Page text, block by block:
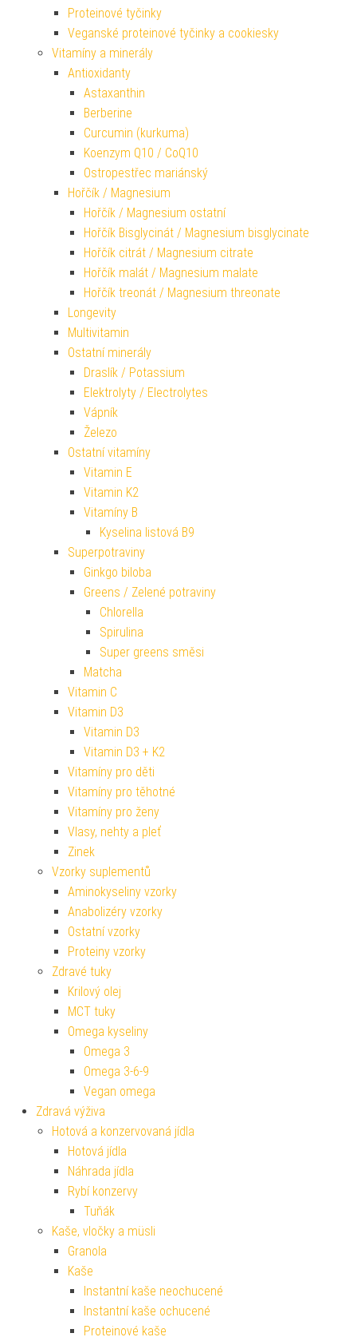
Proteinové tyčinky
Veganské proteinové tyčinky a cookiesky
Vitamíny a minerály
Antioxidanty
Astaxanthin
Berberine
Curcumin (kurkuma)
Koenzym Q10 / CoQ10
Ostropestřec mariánský
Hořčík / Magnesium
Hořčík / Magnesium ostatní
Hořčík Bisglycinát / Magnesium bisglycinate
Hořčík citrát / Magnesium citrate
Hořčík malát / Magnesium malate
Hořčík treonát / Magnesium threonate
Longevity
Multivitamin
Ostatní minerály
Draslík / Potassium
Elektrolyty / Electrolytes
Vápník
Železo
Ostatní vitamíny
Vitamin E
Vitamin K2
Vitamíny B
Kyselina listová B9
Superpotraviny
Ginkgo biloba
Greens / Zelené potraviny
Chlorella
Spirulina
Super greens směsi
Matcha
Vitamin C
Vitamin D3
Vitamin D3
Vitamin D3 + K2
Vitamíny pro děti
Vitamíny pro těhotné
Vitamíny pro ženy
Vlasy, nehty a pleť
Zinek
Vzorky suplementů
Aminokyseliny vzorky
Anabolizéry vzorky
Ostatní vzorky
Proteiny vzorky
Zdravé tuky
Krilový olej
MCT tuky
Omega kyseliny
Omega 3
Omega 3-6-9
Vegan omega
Zdravá výživa
Hotová a konzervovaná jídla
Hotová jídla
Náhrada jídla
Rybí konzervy
Tuňák
Kaše, vločky a müsli
Granola
Kaše
Instantní kaše neochucené
Instantní kaše ochucené
Proteinové kaše